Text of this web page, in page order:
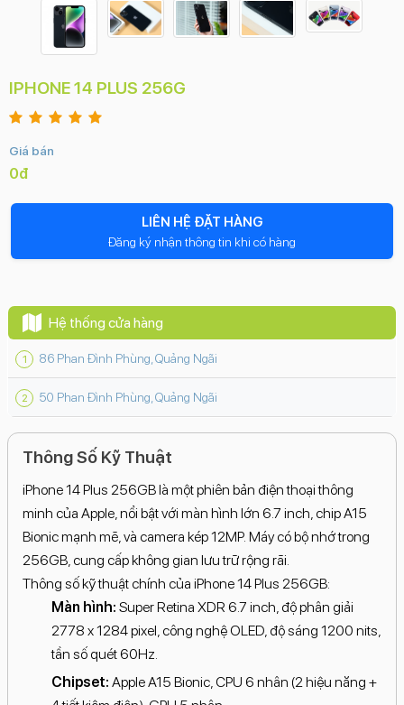
IPHONE 14 PLUS 256G
Giá bán
0đ
LIÊN HỆ ĐẶT HÀNG
Đăng ký nhận thông tin khi có hàng
Hệ thống cửa hàng
86 Phan Đình Phùng, Quảng Ngãi
50 Phan Đình Phùng, Quảng Ngãi
Thông Số Kỹ Thuật
iPhone 14 Plus 256GB là một phiên bản điện thoại thông
minh của Apple, nổi bật với màn hình lớn 6.7 inch, chip A15
Bionic mạnh mẽ, và camera kép 12MP. Máy có bộ nhớ trong
256GB, cung cấp không gian lưu trữ rộng rãi.
Thông số kỹ thuật chính của iPhone 14 Plus 256GB:
Màn hình: Super Retina XDR 6.7 inch, độ phân giải
2778 x 1284 pixel, công nghệ OLED, độ sáng 1200 nits,
tần số quét 60Hz.
Chipset: Apple A15 Bionic, CPU 6 nhân (2 hiệu năng +